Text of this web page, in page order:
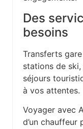
Des
besoins
Transferts
stations de ski,
séjours
à vos attentes.
Voyager avec
d’un chauffeur